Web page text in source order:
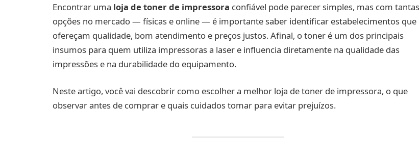
Encontrar uma loja de toner de impressora confiável pode parecer simples, mas com tantas
opções no mercado — físicas e online — é importante saber identificar estabelecimentos que
ofereçam qualidade, bom atendimento e preços justos. Afinal, o toner é um dos principais
insumos para quem utiliza impressoras a laser e influencia diretamente na qualidade das
impressões e na durabilidade do equipamento.
Neste artigo, você vai descobrir como escolher a melhor loja de toner de impressora, o que
observar antes de comprar e quais cuidados tomar para evitar prejuízos.